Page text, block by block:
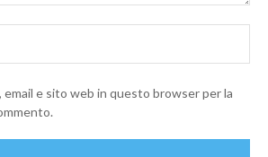
email e sito web in questo browser per la